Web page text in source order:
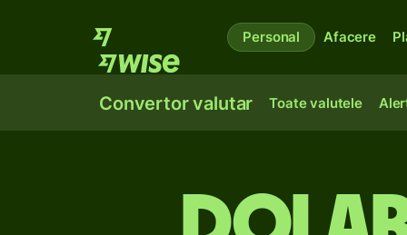
Personal Afacere
Convertor valutar Toate valutele